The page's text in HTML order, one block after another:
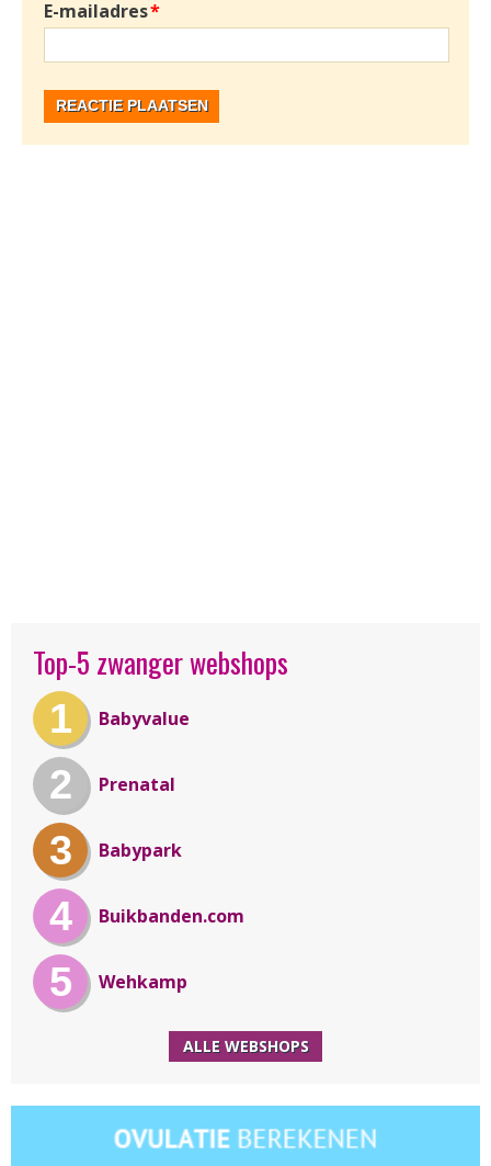
E-mailadres*
Top-5 zwanger webshops
1 Babyvalue
2 Prenatal
3 Babypark
4 Buikbanden.com
5 Wehkamp
ALLE WEBSHOPS